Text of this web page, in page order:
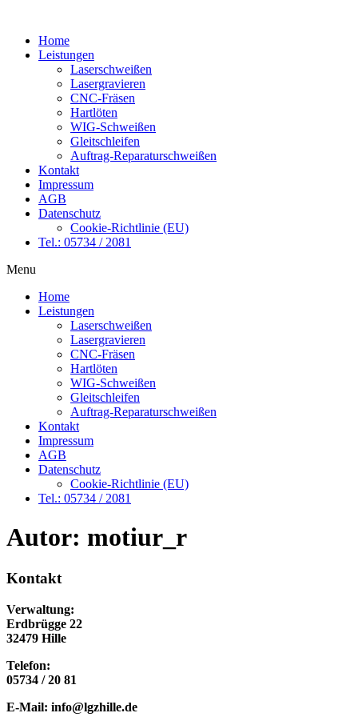
springenHome
Leistungen
Laserschweißen
Lasergravieren
CNC-Fräsen
Hartlöten
WIG-Schweißen
Gleitschleifen
Auftrag-Reparaturschweißen
Kontakt
Impressum
AGB
Datenschutz
Cookie-Richtlinie (EU)
Tel.: 05734 / 2081
Menu
Home
Leistungen
Laserschweißen
Lasergravieren
CNC-Fräsen
Hartlöten
WIG-Schweißen
Gleitschleifen
Auftrag-Reparaturschweißen
Kontakt
Impressum
AGB
Datenschutz
Cookie-Richtlinie (EU)
Tel.: 05734 / 2081
Autor: motiur_r
Kontakt​
Verwaltung:
Erdbrügge 22
32479 Hille
Telefon:
05734 / 20 81
E-Mail: info@lgzhille.de